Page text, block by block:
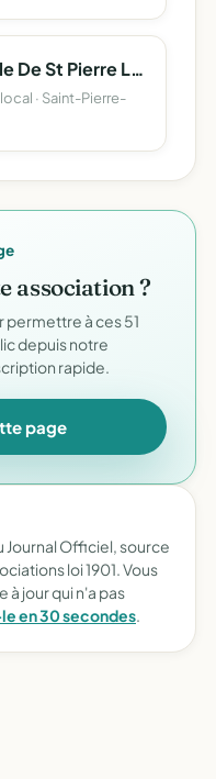
Association Commerciale De St Pierre Les Elbeuf
· Saint-Pierre-
association ?
à ces 51
depuis notre
rapide.
page
Officiel, source
loi 1901. Vous
à jour qui n'a pas
en 30 secondes.